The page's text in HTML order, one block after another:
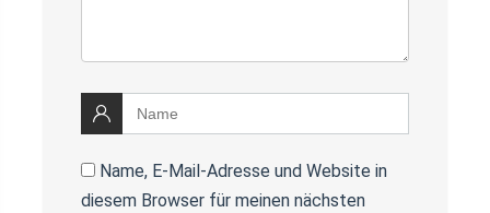
Name, E-Mail-Adresse und Website in
diesem Browser für meinen nächsten